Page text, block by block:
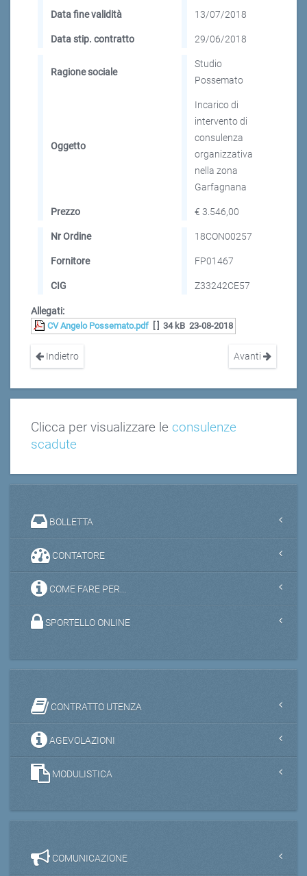
Data fine validità 13/07/2018
Data stip. contratto 29/06/2018
Ragione sociale
Studio
Possemato
Oggetto
Incarico di
intervento di
consulenza
organizzativa
nella zona
Garfagnana
Prezzo € 3.546,00
Nr Ordine 18CON00257
Fornitore FP01467
CIG Z33242CE57
Allegati:
CV Angelo Possemato.pdf 34 kB 23-08-2018
Indietro Avanti
Clicca per visualizzare le consulenze
scadute
BOLLETTA
CONTATORE
COME FARE PER...
SPORTELLO ONLINE
CONTRATTO UTENZA
AGEVOLAZIONI
MODULISTICA
COMUNICAZIONE